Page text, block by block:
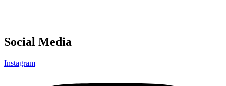
Social Media
Instagram